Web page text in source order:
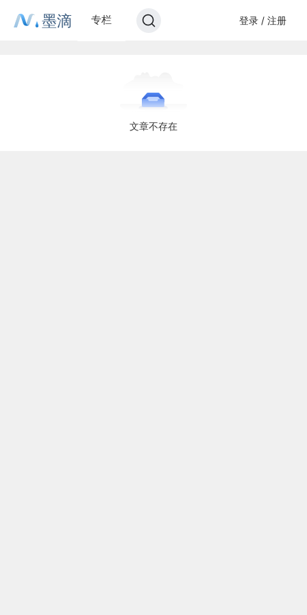
墨滴 专栏 登录 / 注册
文章不存在